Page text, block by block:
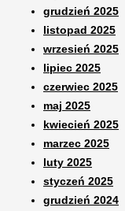
grudzień 2025
listopad 2025
wrzesień 2025
lipiec 2025
czerwiec 2025
maj 2025
kwiecień 2025
marzec 2025
luty 2025
styczeń 2025
grudzień 2024